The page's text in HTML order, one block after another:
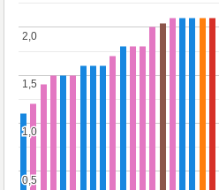
0,5
0,5
1,0
1,0
1,5
1,5
2,0
2,0